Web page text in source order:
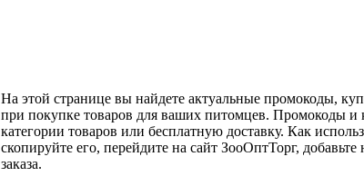
На этой странице вы найдете актуальные промокоды,
при покупке товаров для ваших питомцев. Промокоды и
категории товаров или бесплатную доставку. Как
скопируйте его, перейдите на сайт ЗооОптТорг,
заказа.